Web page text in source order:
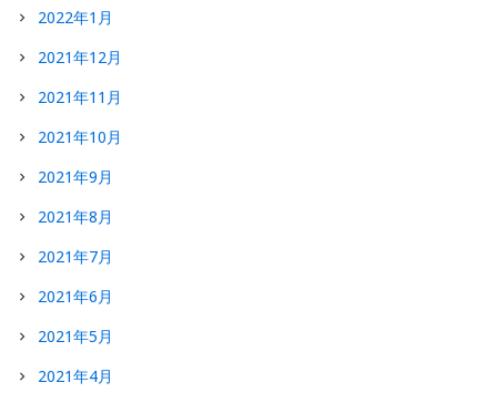
2022年1月
2021年12月
2021年11月
2021年10月
2021年9月
2021年8月
2021年7月
2021年6月
2021年5月
2021年4月